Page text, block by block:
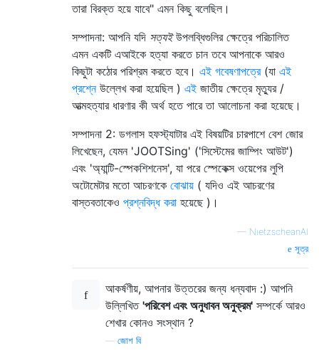
তারা বিরক্ত হয়ে যাবে" এমন কিছু বলেছিল।
সম্পাদনা: আপনি যদি সত্যইউপলব্ধিগুলির ক্ষেত্রে পরিচালিত
এমন একটি এআইকে হত্যা করতে চান তবে আপনাকে আরও
কিছুটা কঠোর পরিশ্রম করতে হবে। এই গবেষণাপত্রে(যা এই
প্রশ্নেউল্লেখ করা হয়েছিল ) এই জাতীয় ক্ষেত্রে মৃত্যুর /
আত্মহত্যার ধারণার কী অর্থ হতে পারে তা আলোচনা করা হয়েছে।
সম্পাদনা 2: ডগলাস হফস্ট্যাটার এই বিষয়টির চারপাশে বেশ জোর
লিখেছেন, যেমন 'JOOTSing' ('সিস্টেমের জাম্পিং আউট')
এবং 'অ্যান্টি-স্পেকশিশনেস', যা পরে স্পেকেক্স ওয়েপের লুপি
অটোমেটার মতো আচরণকে বোঝায় ( যদিও এই আচরণের
বাস্তবতাকেও প্রশ্নবিদ্ধ করা হয়েছে )।
— NietzscheanAI
সূত্র
আকর্ষণীয়, আপনার উত্তরের জন্য ধন্যবাদ :) আপনি
উল্লিখিত 'পরিবেশ এবং অনুধাবন অনুক্রম' সম্পর্কে আরও
শেখার কোনও সংস্থান ?
জোশ বি